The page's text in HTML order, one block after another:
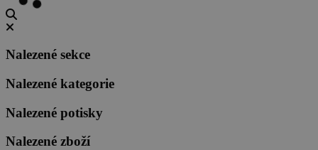
Nalezené sekce
Nalezené kategorie
Nalezené potisky
Nalezené zboží